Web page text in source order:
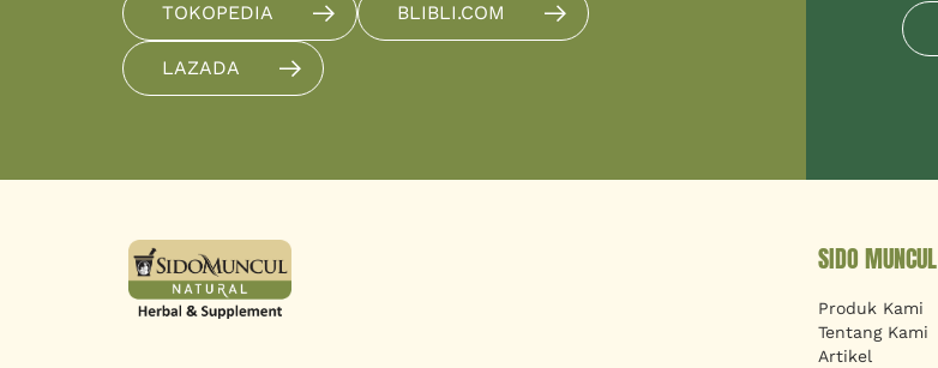
TOKOPEDIA BLIBLI.COM
LAZADA
SIDO MUNCUL
Produk Kami
Tentang Kami
Artikel